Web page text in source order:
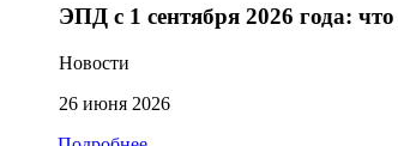
ЭПД с 1 сентября 2026 года:
Новости
26 июня 2026